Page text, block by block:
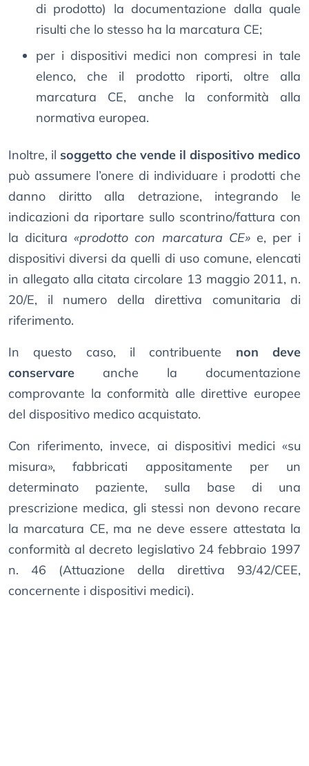
di prodotto) la documentazione dalla quale
risulti che lo stesso ha la marcatura CE;
per i dispositivi medici non compresi in tale
elenco, che il prodotto riporti, oltre alla
marcatura CE, anche la conformità alla
normativa europea.
Inoltre, il soggetto che vende il dispositivo medico
può assumere l’onere di individuare i prodotti che
danno diritto alla detrazione, integrando le
indicazioni da riportare sullo scontrino/fattura con
la dicitura«prodotto con marcatura CE»e, per i
dispositivi diversi da quelli di uso comune, elencati
in allegato alla citata circolare 13 maggio 2011, n.
20/E, il numero della direttiva comunitaria di
riferimento.
In questo caso, il contribuente non deve
conservare anche la documentazione
comprovante la conformità alle direttive europee
del dispositivo medico acquistato.
Con riferimento, invece, ai dispositivi medici «su
misura», fabbricati appositamente per un
determinato paziente, sulla base di una
prescrizione medica, gli stessi non devono recare
la marcatura CE, ma ne deve essere attestata la
conformità al decreto legislativo 24 febbraio 1997
n. 46 (Attuazione della direttiva 93/42/CEE,
concernente i dispositivi medici).